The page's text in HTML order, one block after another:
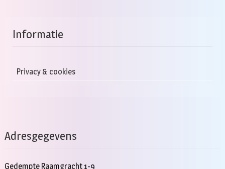
Informatie
Privacy & cookies
Adresgegevens
Gedempte Raamgracht 1-9